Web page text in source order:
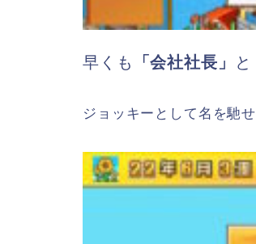
早くも 「会社社長」 と
ジョッキーとして名を馳